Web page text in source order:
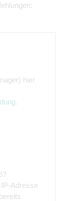
hier
Adresse